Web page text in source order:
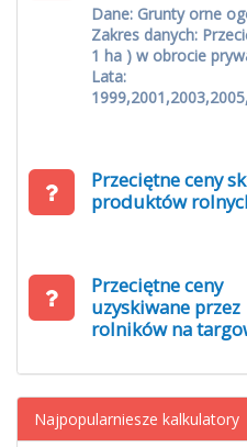
Dane: Grunty orne
Zakres danych:
1 ha ) w obrocie
Lata:
Przeciętne ceny
produktów
Przeciętne ceny
uzyskiwane przez
rolników na
Najpopularniesze kalkulatory